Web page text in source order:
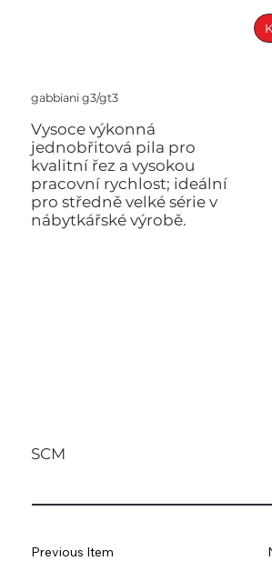
gabbiani g3/gt3
Vysoce výkonná
jednobřitová pila pro
kvalitní řez a vysokou
pracovní rychlost; ideální
pro středně velké série v
nábytkářské výrobě.
SCM
Previous Item